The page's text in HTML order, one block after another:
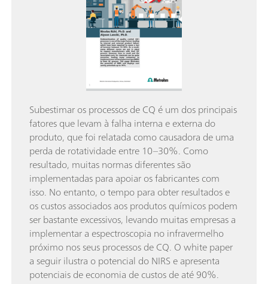
Subestimar os processos de CQ é um dos principais
fatores que levam à falha interna e externa do
produto, que foi relatada como causadora de uma
perda de rotatividade entre 10–30%. Como
resultado, muitas normas diferentes são
implementadas para apoiar os fabricantes com
isso. No entanto, o tempo para obter resultados e
os custos associados aos produtos químicos podem
ser bastante excessivos, levando muitas empresas a
implementar a espectroscopia no infravermelho
próximo nos seus processos de CQ. O white paper
a seguir ilustra o potencial do NIRS e apresenta
potenciais de economia de custos de até 90%.